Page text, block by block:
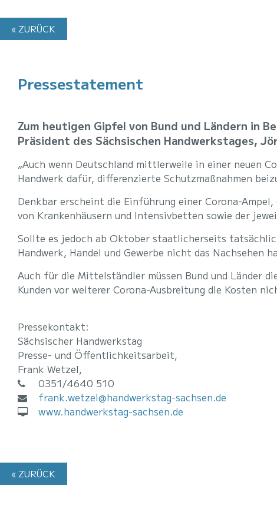
« ZURÜCK
Pressestatement
Zum heutigen Gipfel von Bund und Ländern in
Präsident des Sächsischen Handwerkstages,
„Auch wenn Deutschland mittlerweile in einer neuen
Handwerk dafür, differenzierte Schutzmaßnahmen
Denkbar erscheint die Einführung einer Corona-
von Krankenhäusern und Intensivbetten sowie der
Sollte es jedoch ab Oktober staatlicherseits
Handwerk, Handel und Gewerbe nicht das Nachsehen
Auch für die Mittelständler müssen Bund und Länder
Kunden vor weiterer Corona-Ausbreitung die Kosten
Pressekontakt:
Sächsischer Handwerkstag
Presse- und Öffentlichkeitsarbeit,
Frank Wetzel,
0351/4640 510
frank.wetzel@handwerkstag-sachsen.de
www.handwerkstag-sachsen.de
« ZURÜCK